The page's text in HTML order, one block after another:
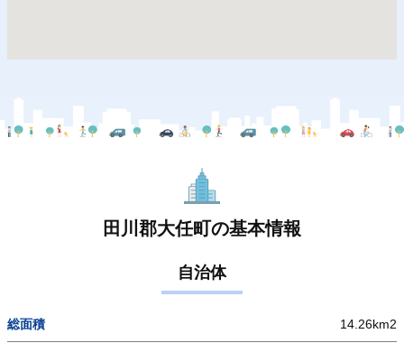
田川郡大任町の基本情報
自治体
総面積 14.26km2